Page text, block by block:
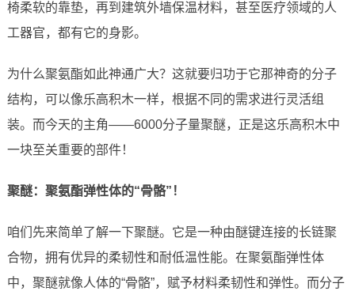
椅柔软的靠垫，再到建筑外墙保温材料，甚至医疗领域的人
工器官，都有它的身影。
为什么聚氨酯如此神通广大？这就要归功于它那神奇的分子
结构，可以像乐高积木一样，根据不同的需求进行灵活组
装。而今天的主角——6000分子量聚醚，正是这乐高积木中
一块至关重要的部件！
聚醚：聚氨酯弹性体的“骨骼”！
咱们先来简单了解一下聚醚。它是一种由醚键连接的长链聚
合物，拥有优异的柔韧性和耐低温性能。在聚氨酯弹性体
中，聚醚就像人体的“骨骼”，赋予材料柔韧性和弹性。而分子